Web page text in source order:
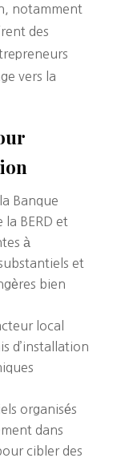
notamment
des
vers la
Banque
BERD et
à
et
bien
local
d’installation
organisés
dans
cibler des